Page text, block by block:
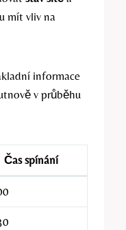
mít vliv na
informace
v průběhu
Čas spínání